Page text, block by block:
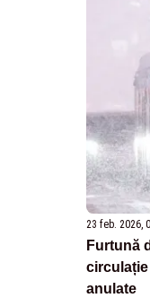
23 feb. 2026,
Furtună
anulate